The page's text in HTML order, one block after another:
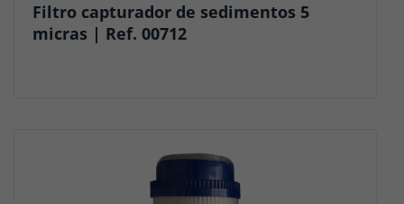
Filtro capturador de sedimentos 5
micras | Ref. 00712